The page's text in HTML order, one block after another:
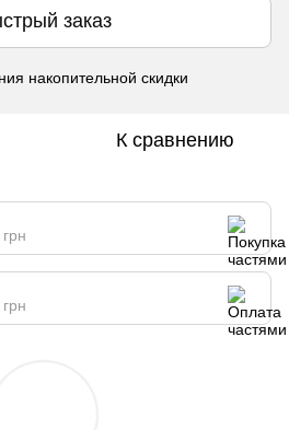
заказ
накопительной скидки
К сравнению